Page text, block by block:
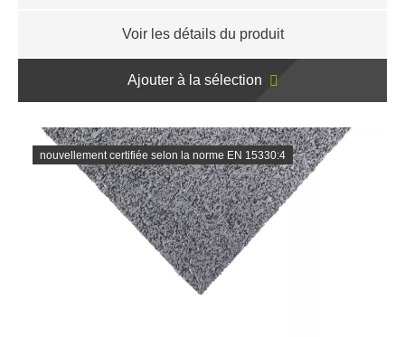
Voir les détails du produit
Ajouter à la sélection
nouvellement certifiée selon la norme EN 15330:4